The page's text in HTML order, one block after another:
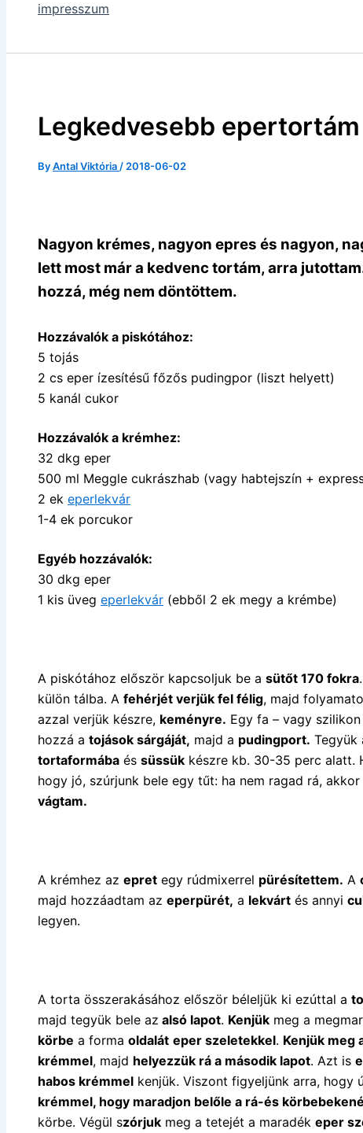
impresszum
Legkedvesebb epertortám
ByAntal Viktória / 2018-06-02
Nagyon krémes, nagyon epres és nagyon,
lett most már a kedvenc tortám, arra
hozzá, még nem döntöttem.
Hozzávalók a piskótához:
5 tojás
2 cs eper ízesítésű főzős pudingpor (liszt helyett)
5 kanál cukor
Hozzávalók a krémhez:
32 dkg eper
500 ml Meggle cukrászhab (vagy habtejszín +
2 ek eperlekvár
1-4 ek porcukor
Egyéb hozzávalók:
30 dkg eper
1 kis üveg eperlekvár (ebből 2 ek megy a krémbe)
A piskótához először kapcsoljuk be a sütőt 170 fokra.
külön tálba. A fehérjét verjük fel félig, majd
azzal verjük készre, keményre. Egy fa – vagy
hozzá a tojások sárgáját, majd a pudingport. Tegyük
tortaformába és süssük készre kb. 30-35 perc alatt.
hogy jó, szúrjunk bele egy tűt: ha nem ragad rá, akkor
vágtam.
A krémhez az epret egy rúdmixerrel pürésítettem. A
majd hozzáadtam az eperpürét, a lekvárt és annyi
legyen.
A torta összerakásához először béleljük ki ezúttal a
majd tegyük bele az alsó lapot. Kenjük meg a
körbe a forma oldalát eper szeletekkel. Kenjük meg
krémmel, majd helyezzük rá a második lapot. Azt is
habos krémmel kenjük. Viszont figyeljünk arra, hogy
krémmel, hogy maradjon belőle a rá-és
körbe. Végül szórjuk meg a tetejét a maradék eper